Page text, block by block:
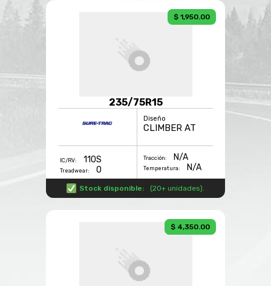
$ 1,950.00
235/75R15
Diseño
CLIMBER AT
IC/RV: 110S
Treadwear: 0
Tracción: N/A
Temperatura: N/A
Stock disponible: (20+ unidades).
$ 4,350.00